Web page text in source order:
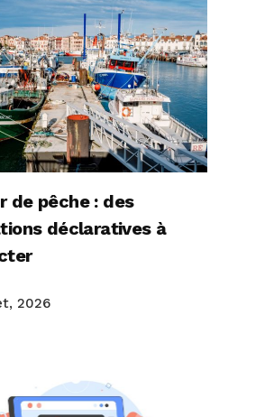
de pêche : des
déclaratives à
2026